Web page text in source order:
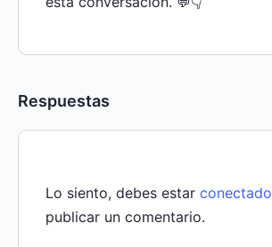
Respuestas
Lo siento, debes estar conectado
publicar un comentario.